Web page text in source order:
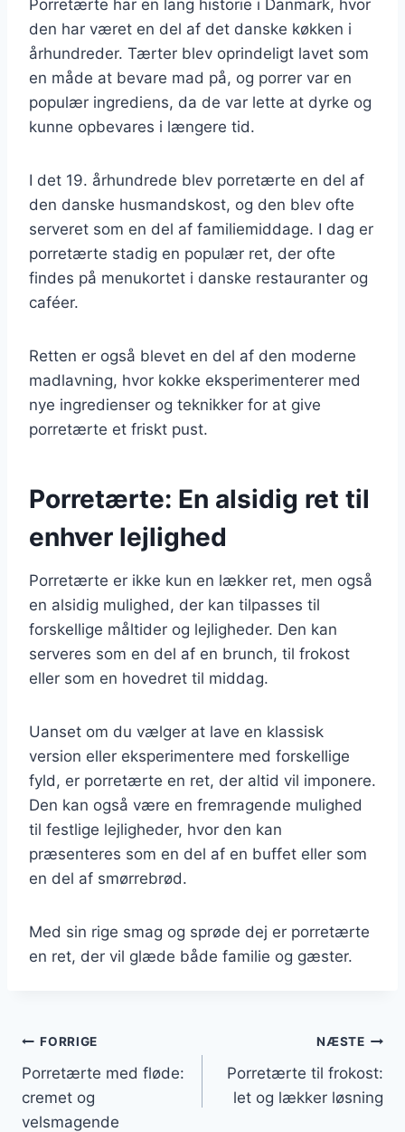
Porretærte har en lang historie i Danmark, hvor
den har været en del af det danske køkken i
århundreder. Tærter blev oprindeligt lavet som
en måde at bevare mad på, og porrer var en
populær ingrediens, da de var lette at dyrke og
kunne opbevares i længere tid.
I det 19. århundrede blev porretærte en del af
den danske husmandskost, og den blev ofte
serveret som en del af familiemiddage. I dag er
porretærte stadig en populær ret, der ofte
findes på menukortet i danske restauranter og
caféer.
Retten er også blevet en del af den moderne
madlavning, hvor kokke eksperimenterer med
nye ingredienser og teknikker for at give
porretærte et friskt pust.
Porretærte: En alsidig ret til
enhver lejlighed
Porretærte er ikke kun en lækker ret, men også
en alsidig mulighed, der kan tilpasses til
forskellige måltider og lejligheder. Den kan
serveres som en del af en brunch, til frokost
eller som en hovedret til middag.
Uanset om du vælger at lave en klassisk
version eller eksperimentere med forskellige
fyld, er porretærte en ret, der altid vil imponere.
Den kan også være en fremragende mulighed
til festlige lejligheder, hvor den kan
præsenteres som en del af en buffet eller som
en del af smørrebrød.
Med sin rige smag og sprøde dej er porretærte
en ret, der vil glæde både familie og gæster.
Indlægsnavigation
FORRIGE
Porretærte med fløde:
cremet og
velsmagende
NÆSTE
Porretærte til frokost:
let og lækker løsning